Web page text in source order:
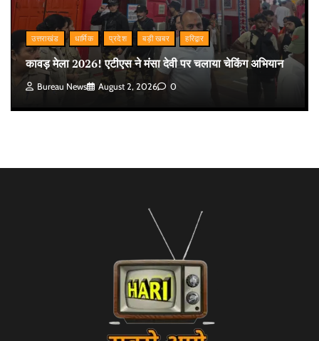
उत्तराखंड धार्मिक प्रदेश बड़ी खबर हरिद्वार
कावड़ मेला 2026! एटीएस ने मंसा देवी पर चलाया चेकिंग अभियान
Bureau News August 2, 2026 0